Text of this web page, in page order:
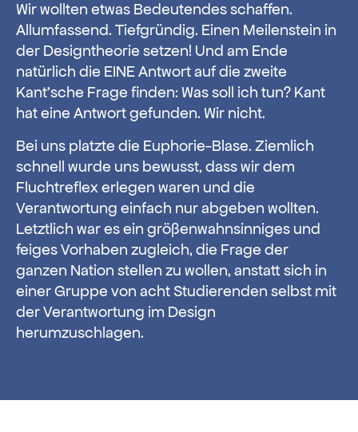
Wir wollten etwas Bedeutendes schaffen.
Allumfassend. Tiefgründig. Einen Meilenstein in
der Designtheorie setzen! Und am Ende
natürlich die EINE Antwort auf die zweite
Kant’sche Frage finden: Was soll ich tun? Kant
hat eine Antwort gefunden. Wir nicht.
Bei uns platzte die Euphorie-Blase. Ziemlich
schnell wurde uns bewusst, dass wir dem
Fluchtreflex erlegen waren und die
Verantwortung einfach nur abgeben wollten.
Letztlich war es ein größenwahnsinniges und
feiges Vorhaben zugleich, die Frage der
ganzen Nation stellen zu wollen, anstatt sich in
einer Gruppe von acht Studierenden selbst mit
der Verantwortung im Design
herumzuschlagen.